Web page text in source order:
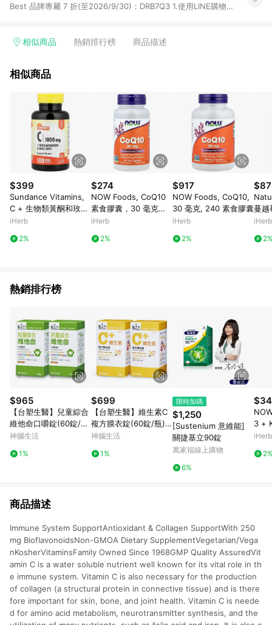
Best 品牌專屬 7 折(至2026/9/30)：DRB7Q3 1.使用LINE購物下
物頁面上提供的折扣碼，則不符合LINE POINTS 回饋資格（官方
碼或獎勵代碼 （會獲得獎勵金） 、英文數字亂數組合，如
格。 4.符合贈點資格者，將於出貨後3個工作日陸續發送交易訊
息通知。 5.點數將於廠商出貨後，隔天起算85天後陸續確認發
送。 6.國際商家之商品金額及回饋點數依據將以商品未稅價格為
準。 7.國際商家之商品金額可能受匯率影響而有微幅差異。 8. 如
需確認訂單回饋資格，僅提供訂購後60天內的訂單查詢。 9.多筆
訂單連續下單 : 每一筆訂單皆需獨立從LINE購物完成跳轉，在您
完成一筆訂單的跳轉及結帳後，若需再次下單，請務必重新透過
LINE購物跳轉至iHerb後再完成下單及結帳。
相似商品 熱銷排行榜 商品描述
相似商品
$399
Sundance Vitamins,
C + 生物類黃酮和玫瑰
果，100 片包衣囊片
iHerb
2%
$274
NOW Foods, CoQ10
素食膠囊，30 毫克，6
0 粒
iHerb
2%
$917
NOW Foods, CoQ10,
30 毫克, 240 素食膠囊
iHerb
2%
蔓越
片
iHerb
熱銷排行榜
$965
【台塑生醫】兒童綜合
維他命口嚼錠(60錠/
瓶) 2瓶/組
神腦生活
1%
$699
【台塑生醫】維生素C
複方膜衣錠(60錠/瓶) 2
瓶/組
神腦生活
1%
限時加碼
$1,250
[Sustenium 意維能]
關捷基立90錠
萬家福線上購物
6%
3 +
裝
iHerb
商品描述
Immune System SupportAntioxidant & Collagen SupportWith 250
mg BioflavonoidsNon-GMOA Dietary SupplementVegetarian/Vega
nKosherVitaminsFamily Owned Since 1968GMP Quality AssuredVit
amin C is a water soluble nutrient well known for its vital role in th
e immune system. Vitamin C is also necessary for the production
of collagen (a structural protein in connective tissue) and is there
fore important for skin, bone, and joint health. Vitamin C is neede
d for amino acid metabolism, neurotransmitter synthesis, and the